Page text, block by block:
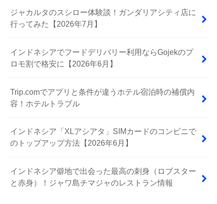
ジャカルタのスシロー体験談！ガンダリアシティ店に
行ってみた【2026年7月】
インドネシアでフードデリバリー利用ならGojekのプ
ロモ割で格安に【2026年6月】
Trip.comでアプリと条件が違うホテル宿泊時の補償内
容！ホテルトラブル
インドネシア「XLアシアタ」SIMカードのコンビニで
のトップアップ方法【2026年6月】
インドネシア僻地で出会った最高の刺身（ロブスター
と赤身）！ジャワ島チマジャのレストラン情報